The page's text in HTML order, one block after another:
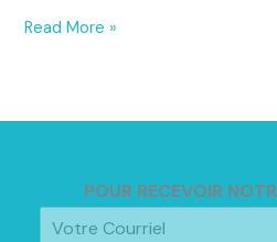
Read More »
POUR RECEVOIR